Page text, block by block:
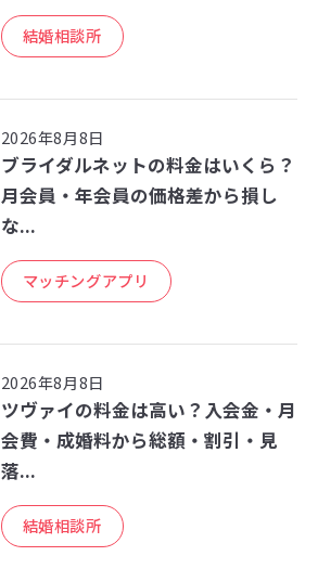
結婚相談所
2026年8月8日
ブライダルネットの料金はいくら？
月会員・年会員の価格差から損し
な...
マッチングアプリ
2026年8月8日
ツヴァイの料金は高い？入会金・月
会費・成婚料から総額・割引・見
落...
結婚相談所